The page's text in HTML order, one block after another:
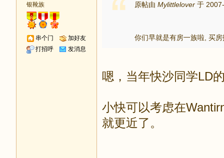
银靴族
串个门
加好友
打招呼
发消息
原帖由 Mylittlelover 于
你们早就是有房一族啦, 买房
嗯，当年快沙同学LD
小快可以考虑在
就更近了。